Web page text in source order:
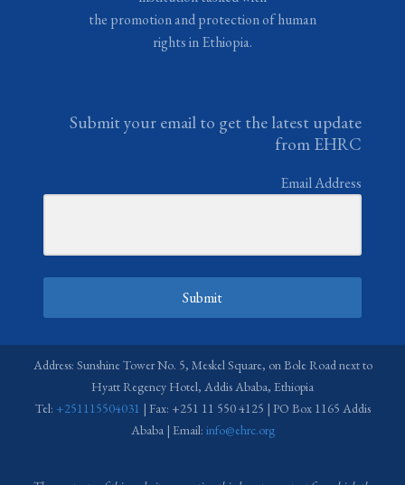
the promotion and protection of human
rights in Ethiopia.
Submit your email to get the latest update
from EHRC
Email Address
Submit
Address: Sunshine Tower No. 5, Meskel Square, on Bole Road next to
Hyatt Regency Hotel, Addis Ababa, Ethiopia
Tel: +251115504031 | Fax: +251 11 550 4125 | PO Box 1165 Addis
Ababa | Email: info@ehrc.org